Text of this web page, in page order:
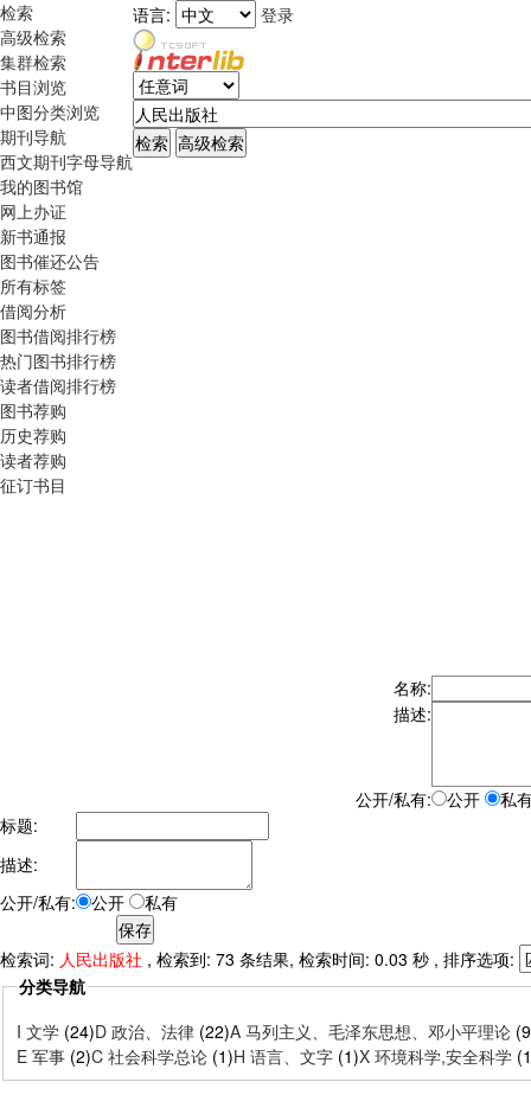
检索
高级检索
集群检索
书目浏览
中图分类浏览
期刊导航
西文期刊字母导航
我的图书馆
网上办证
新书通报
图书催还公告
所有标签
借阅分析
图书借阅排行榜
热门图书排行榜
读者借阅排行榜
图书荐购
历史荐购
读者荐购
征订书目
语言: 登录
名称:
描述:
公开/私有: 公开
私
标题:
描述:
公开/私有:
公开 私有
检索词: 人民出版社 , 检索到: 73 条结果, 检索时间: 0.03 秒 , 排序选项:
分类导航
I 文学 (24)D 政治、法律 (22)A 马列主义、毛泽东思想、邓小平理论
E 军事 (2)C 社会科学总论 (1)H 语言、文字 (1)X 环境科学,安全科学